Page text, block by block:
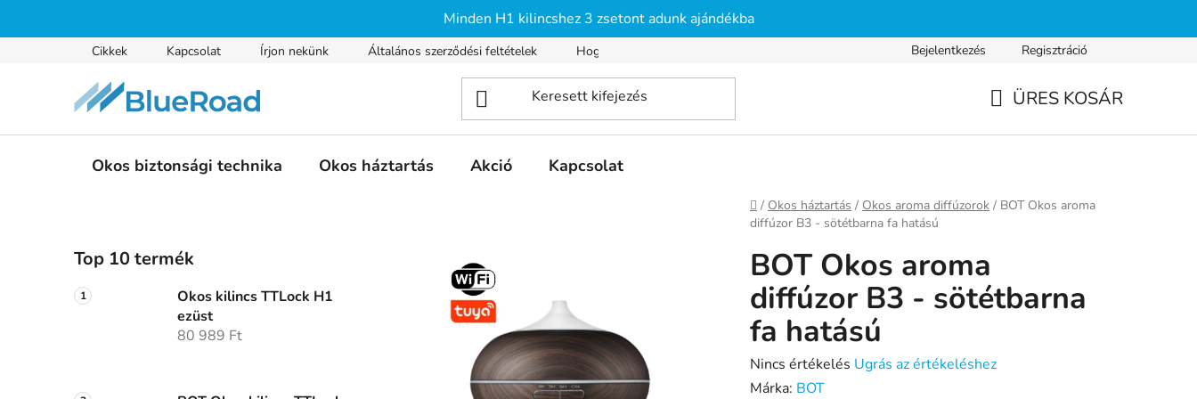
Minden H1 kilincshez 3 zsetont adunk ajándékba
Cikkek Kapcsolat Írjon nekünk Általános szerződési feltételek Hogyan vásárolhatsz? Gyakran ismételt kérdések Adatvédelmi nyilatkozat
Bejelentkezés Regisztráció
ÜRES KOSÁR
Okos biztonsági technika Okos háztartás Akció Kapcsolat
Kezdőlap
/ Okos háztartás / Okos aroma diffúzorok / BOT Okos aroma
diffúzor B3 - sötétbarna fa hatású
l
d
a
Top 10 termék
Okos kilincs TTLock H1
ezüst
80 989 Ft
BOT Okos aroma
diffúzor B3 - sötétbarna
fa hatású
A
termék
Nincs értékelés Ugrás az értékeléshez
Márka: BOT